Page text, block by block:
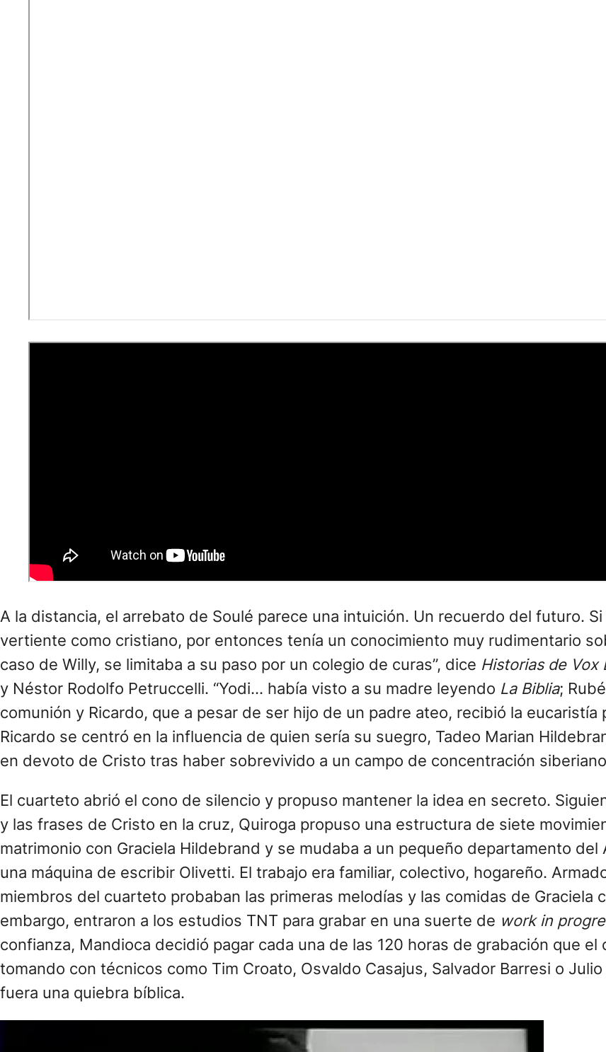
A la distancia, el arrebato de Soulé parece una intuición. Un recuerdo del futuro.
vertiente como cristiano, por entonces tenía un conocimiento muy rudimentario
caso de Willy, se limitaba a su paso por un colegio de curas”, dice Historias de Vox
y Néstor Rodolfo Petruccelli. “Yodi… había visto a su madre leyendo La Biblia;
comunión y Ricardo, que a pesar de ser hijo de un padre ateo, recibió la
Ricardo se centró en la influencia de quien sería su suegro, Tadeo Marian
en devoto de Cristo tras haber sobrevivido a un campo de concentración
El cuarteto abrió el cono de silencio y propuso mantener la idea en secreto.
y las frases de Cristo en la cruz, Quiroga propuso una estructura de siete
matrimonio con Graciela Hildebrand y se mudaba a un pequeño departamento
una máquina de escribir Olivetti. El trabajo era familiar, colectivo, hogareño.
miembros del cuarteto probaban las primeras melodías y las comidas de Graciela
embargo, entraron a los estudios TNT para grabar en una suerte de work in
confianza, Mandioca decidió pagar cada una de las 120 horas de grabación que
tomando con técnicos como Tim Croato, Osvaldo Casajus, Salvador Barresi o
fuera una quiebra bíblica.